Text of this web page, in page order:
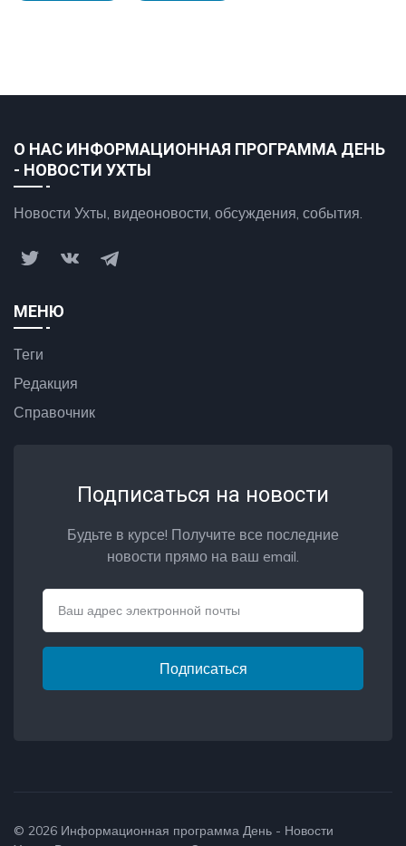
О НАС ИНФОРМАЦИОННАЯ ПРОГРАММА ДЕНЬ
- НОВОСТИ УХТЫ
Новости Ухты, видеоновости, обсуждения, события.
МЕНЮ
Теги
Редакция
Справочник
Подписаться на новости
Будьте в курсе! Получите все последние
новости прямо на ваш email.
Подписаться
© 2026 Информационная программа День - Новости